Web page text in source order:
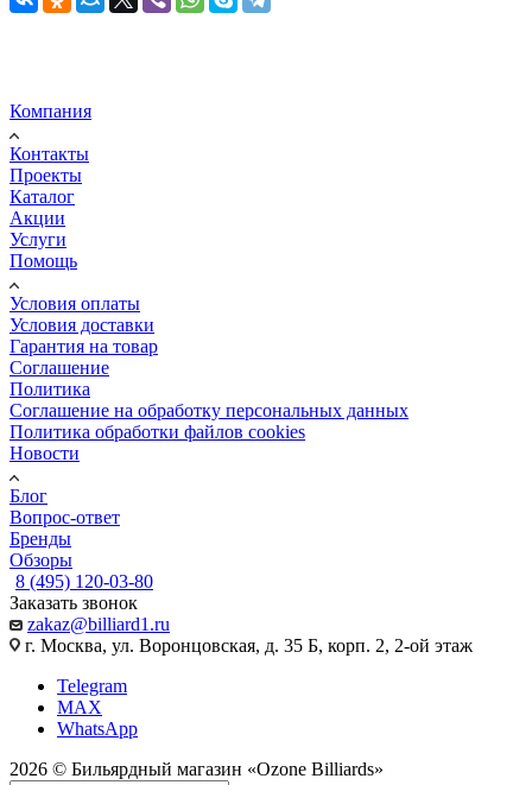
Компания
Контакты
Проекты
Каталог
Акции
Услуги
Помощь
Условия оплаты
Условия доставки
Гарантия на товар
Соглашение
Политика
Соглашение на обработку персональных данных
Политика обработки файлов cookies
Новости
Блог
Вопрос-ответ
Бренды
Обзоры
8 (495) 120-03-80
Заказать звонок
zakaz@billiard1.ru
г. Москва, ул. Воронцовская, д. 35 Б, корп. 2, 2-ой этаж
Telegram
MAX
WhatsApp
2026 © Бильярдный магазин «Ozone Billiards»